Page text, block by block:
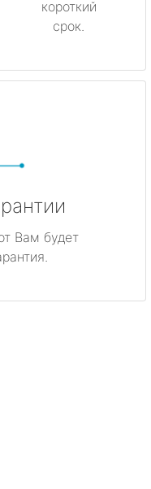
короткий
срок.
Вам будет